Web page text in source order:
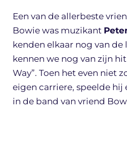
Een van de allerbeste
Bowie was muzikant
kenden elkaar nog van de
kennen we nog van zijn hit
Way”. Toen het even niet
eigen carriere, speelde hij
in de band van vriend